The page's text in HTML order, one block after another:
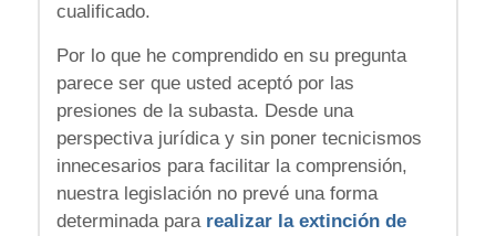
cualificado.
Por lo que he comprendido en su pregunta
parece ser que usted aceptó por las
presiones de la subasta. Desde una
perspectiva jurídica y sin poner tecnicismos
innecesarios para facilitar la comprensión,
nuestra legislación no prevé una forma
determinada para realizar la extinción de